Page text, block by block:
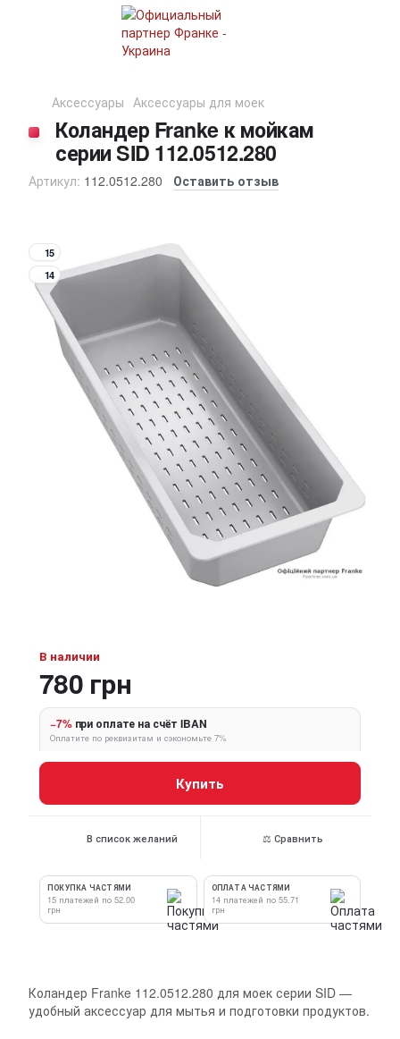
Аксессуары Аксессуары для моек
Коландер Franke к мойкам
серии SID 112.0512.280
Артикул: 112.0512.280 Оставить отзыв
15
14
В наличии
780 грн
−7% при оплате на счёт IBAN
Оплатите по реквизитам и сэкономьте 7%
Купить
В список желаний ⚖ Сравнить
ПОКУПКА ЧАСТЯМИ
15 платежей по 52.00
грн
ОПЛАТА ЧАСТЯМИ
14 платежей по 55.71
грн
Коландер Franke 112.0512.280 для моек серии SID —
удобный аксессуар для мытья и подготовки продуктов.